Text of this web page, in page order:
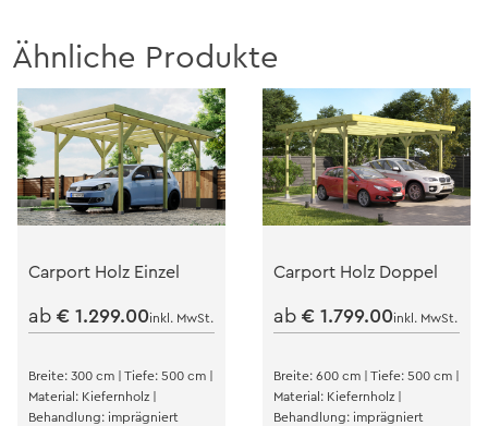
Ähnliche Produkte
Carport Holz Einzel
ab€ 1.299.00inkl. MwSt.
Breite: 300 cm | Tiefe: 500 cm |
Material: Kiefernholz |
Behandlung: imprägniert
Carport Holz Doppel
ab € 1.799.00inkl. MwSt.
Breite: 600 cm | Tiefe: 500 cm |
Material: Kiefernholz |
Behandlung: imprägniert